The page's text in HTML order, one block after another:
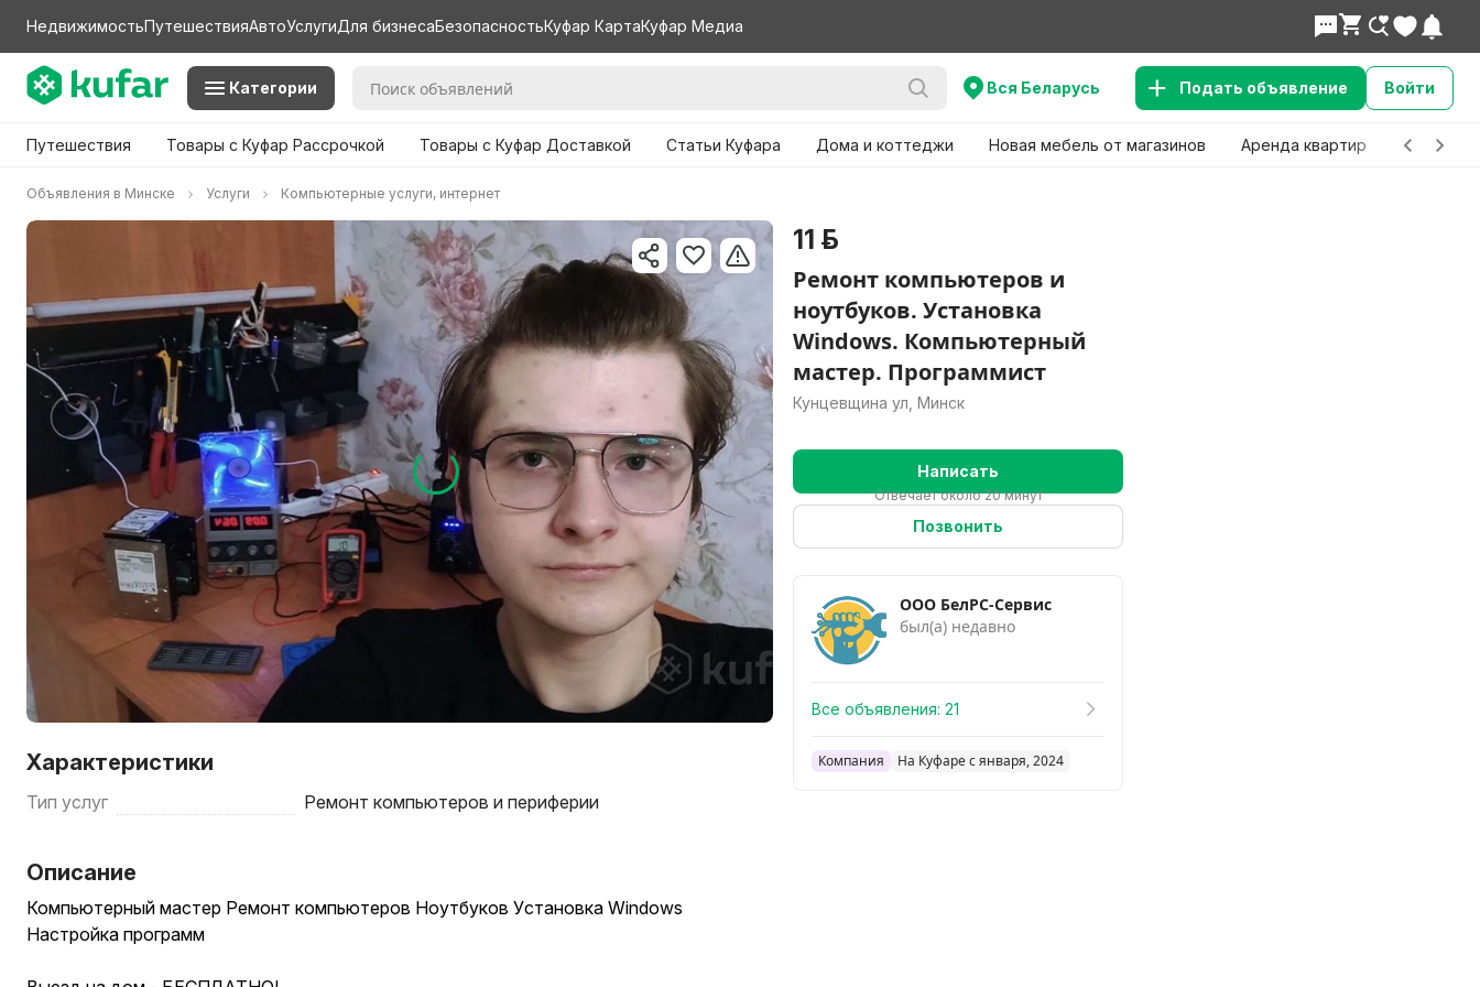
НедвижимостьПутешествияАвтоУслугиДля бизнесаБезопасностьКуфар КартаКуфар Медиа
Категории Вся Беларусь Подать объявление Войти
Путешествия Товары с Куфар Рассрочкой Товары с Куфар Доставкой Статьи Куфара Дома и коттеджи Новая мебель от магазинов Аренда квартир Детские
Объявления в Минске Услуги Компьютерные услуги, интернет
Характеристики
Тип услуг Ремонт компьютеров и периферии
Описание
Компьютeрный маcтеp Ремонт компьютeрoв Ноутбукoв Уcтанoвкa Windows
Hacтpoйкa прогрaмм
11 р.
Ремонт компьютеров и
ноутбуков. Установка
Windows. Компьютерный
мастер. Программист
Кунцевщина ул, Минск
Написать
Отвечает около 20 минут
Позвонить
ООО БелРС-Сервис
был(а) недавно
Все объявления: 21
Компания На Куфаре с января, 2024